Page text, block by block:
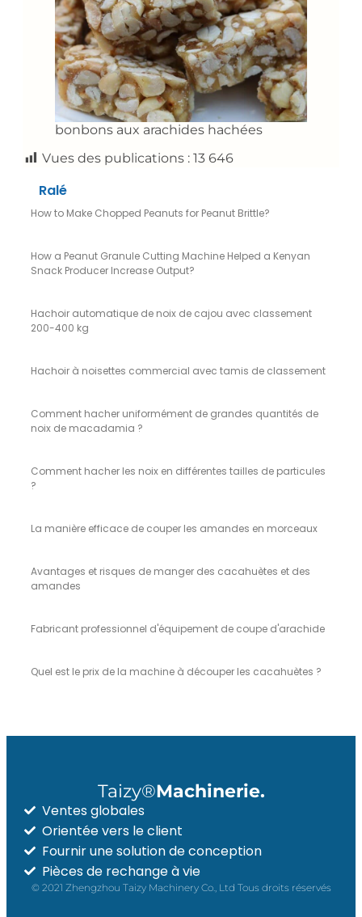
bonbons aux arachides hachées
Vues des publications : 13 646
Ralé
How to Make Chopped Peanuts for Peanut Brittle?
How a Peanut Granule Cutting Machine Helped a Kenyan
Snack Producer Increase Output?
Hachoir automatique de noix de cajou avec classement
200-400 kg
Hachoir à noisettes commercial avec tamis de classement
Comment hacher uniformément de grandes quantités de
noix de macadamia ?
Comment hacher les noix en différentes tailles de particules
?
La manière efficace de couper les amandes en morceaux
Avantages et risques de manger des cacahuètes et des
amandes
Fabricant professionnel d'équipement de coupe d'arachide
Quel est le prix de la machine à découper les cacahuètes ?
Taizy®Machinerie.
Ventes globales
Orientée vers le client
Fournir une solution de conception
Pièces de rechange à vie
© 2021 Zhengzhou Taizy Machinery Co., Ltd Tous droits réservés